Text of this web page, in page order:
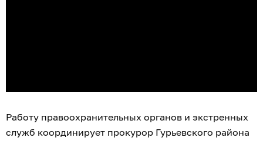
Работу правоохранительных органов и экстренных
служб координирует прокурор Гурьевского района